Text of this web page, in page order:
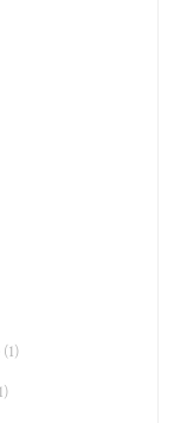
(1)